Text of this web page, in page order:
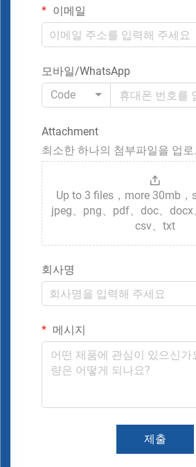
이메일
모바일/WhatsApp
Code
Attachment
최소한 하나의 첨부파일을 업
Up to 3 files，more 30mb，
jpeg、png、pdf、doc、docx
csv、txt
회사명
메시지
제출